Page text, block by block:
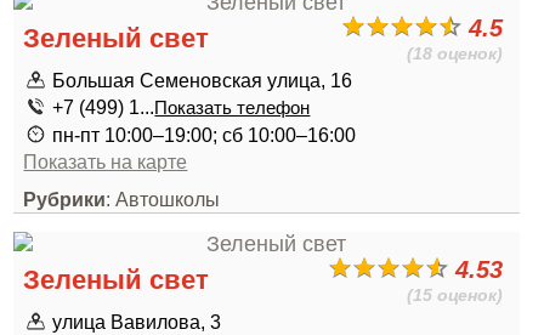
4.5
(18 оценок)
Зеленый свет
Большая Семеновская улица, 16
+7 (499) 1...Показать телефон
пн-пт 10:00–19:00; сб 10:00–16:00
Показать на карте
Рубрики: Автошколы
4.53
(15 оценок)
Зеленый свет
улица Вавилова, 3